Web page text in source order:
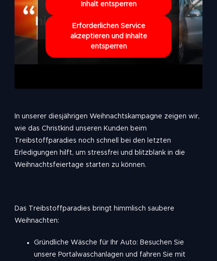
Inhalt entsperren
Erforderlichen Service
akzeptieren und Inhalte
entsperren
In unserer diesjährigen Weihnachtskampagne zeigen wir,
wie das Christkind unseren Kunden beim
Treibstoffparadies noch schnell bei den letzten
Erledigungen hilft, um stressfrei und blitzblank in die
Weihnachtsfeiertage starten zu können.
Das Treibstoffparadies bringt himmlisch saubere
Weihnachten:
Gründliche Wäsche für Ihr Auto: Besuchen Sie
unsere Portalwaschanlagen und fahren Sie mit